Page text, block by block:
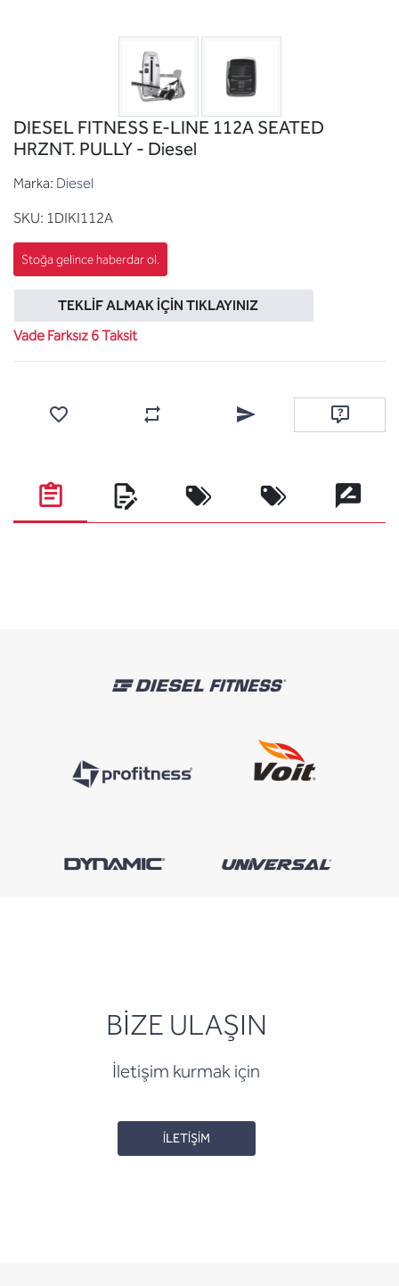
DIESEL FITNESS E-LINE 112A SEATED
HRZNT. PULLY - Diesel
Marka: Diesel
SKU: 1DIKI112A
TEKLIF ALMAK İÇIN TIKLAYINIZ
Vade Farksız 6 Taksit
Karşılaştırma listesine ekleArkadaşına e-posta ile
Soru sor
BİZE ULAŞIN
İletişim kurmak için
İLETİŞİM